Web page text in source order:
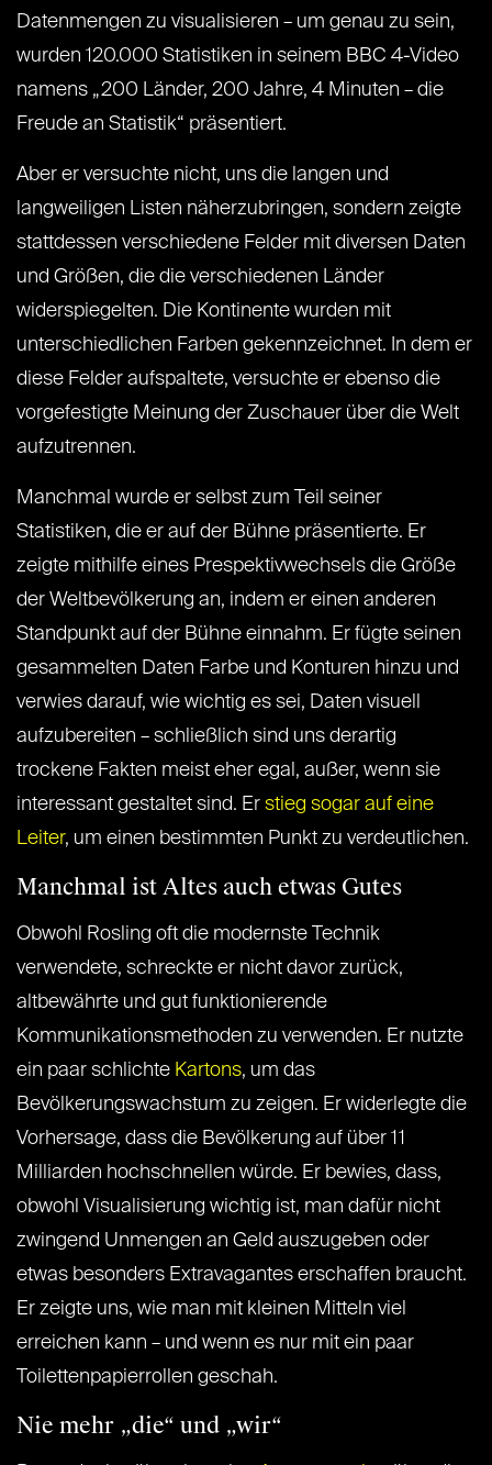
Datenmengen zu visualisieren – um genau zu sein,
wurden 120.000 Statistiken in seinem BBC 4-Video
namens „200 Länder, 200 Jahre, 4 Minuten – die
Freude an Statistik“ präsentiert.
Aber er versuchte nicht, uns die langen und
langweiligen Listen näherzubringen, sondern zeigte
stattdessen verschiedene Felder mit diversen Daten
und Größen, die die verschiedenen Länder
widerspiegelten. Die Kontinente wurden mit
unterschiedlichen Farben gekennzeichnet. In dem er
diese Felder aufspaltete, versuchte er ebenso die
vorgefestigte Meinung der Zuschauer über die Welt
aufzutrennen.
Manchmal wurde er selbst zum Teil seiner
Statistiken, die er auf der Bühne präsentierte. Er
zeigte mithilfe eines Prespektivwechsels die Größe
der Weltbevölkerung an, indem er einen anderen
Standpunkt auf der Bühne einnahm. Er fügte seinen
gesammelten Daten Farbe und Konturen hinzu und
verwies darauf, wie wichtig es sei, Daten visuell
aufzubereiten – schließlich sind uns derartig
trockene Fakten meist eher egal, außer, wenn sie
interessant gestaltet sind. Er stieg sogar auf eine
Leiter, um einen bestimmten Punkt zu verdeutlichen.
Manchmal ist Altes auch etwas Gutes
Obwohl Rosling oft die modernste Technik
verwendete, schreckte er nicht davor zurück,
altbewährte und gut funktionierende
Kommunikationsmethoden zu verwenden. Er nutzte
ein paar schlichte Kartons, um das
Bevölkerungswachstum zu zeigen. Er widerlegte die
Vorhersage, dass die Bevölkerung auf über 11
Milliarden hochschnellen würde. Er bewies, dass,
obwohl Visualisierung wichtig ist, man dafür nicht
zwingend Unmengen an Geld auszugeben oder
etwas besonders Extravagantes erschaffen braucht.
Er zeigte uns, wie man mit kleinen Mitteln viel
erreichen kann – und wenn es nur mit ein paar
Toilettenpapierrollen geschah.
Nie mehr „die“ und „wir“